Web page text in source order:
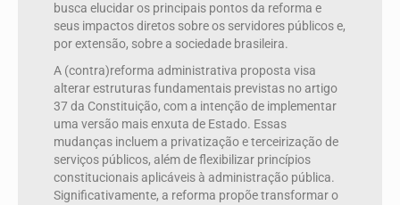
busca elucidar os principais pontos da reforma e
seus impactos diretos sobre os servidores públicos e,
por extensão, sobre a sociedade brasileira.
A (contra)reforma administrativa proposta visa
alterar estruturas fundamentais previstas no artigo
37 da Constituição, com a intenção de implementar
uma versão mais enxuta de Estado. Essas
mudanças incluem a privatização e terceirização de
serviços públicos, além de flexibilizar princípios
constitucionais aplicáveis à administração pública.
Significativamente, a reforma propõe transformar o